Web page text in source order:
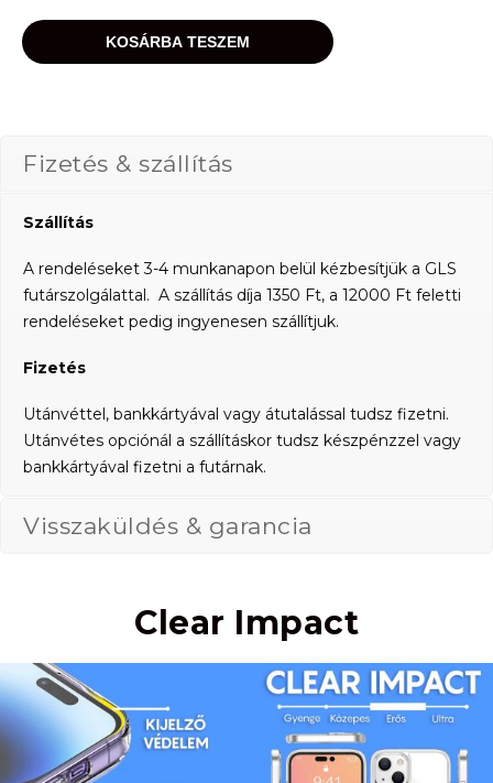
KOSÁRBA TESZEM
Fizetés & szállítás
Szállítás
A rendeléseket 3-4 munkanapon belül kézbesítjük a GLS
futárszolgálattal. A szállítás díja 1350 Ft, a 12000 Ft feletti
rendeléseket pedig ingyenesen szállítjuk.
Fizetés
Utánvéttel, bankkártyával vagy átutalással tudsz fizetni.
Utánvétes opciónál a szállításkor tudsz készpénzzel vagy
bankkártyával fizetni a futárnak.
Visszaküldés & garancia
Clear Impact